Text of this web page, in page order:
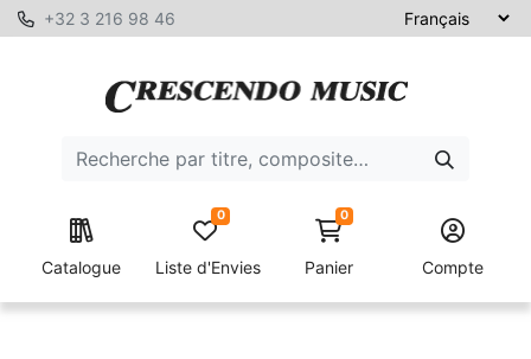
+32 3 216 98 46
Catalogue Liste d'Envies
0 0
Panier Compte